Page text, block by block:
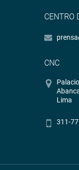
CENTRO
CNC
Lima
311-